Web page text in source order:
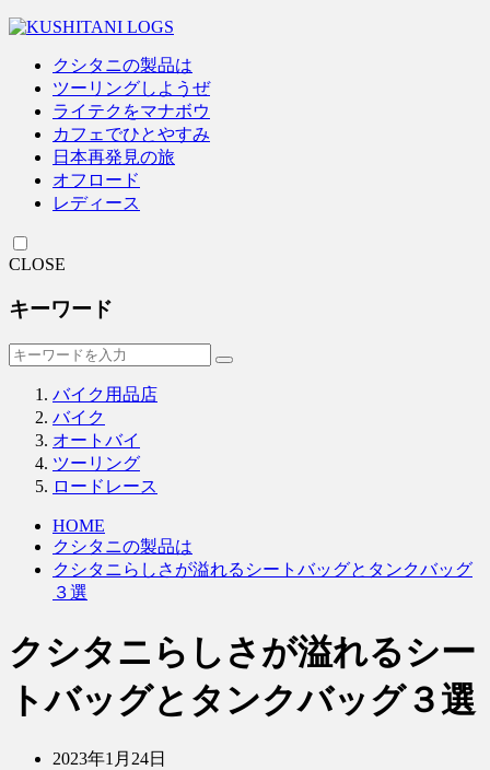
クシタニの製品は
ツーリングしようぜ
ライテクをマナボウ
カフェでひとやすみ
日本再発見の旅
オフロード
レディース
CLOSE
キーワード
バイク用品店
バイク
オートバイ
ツーリング
ロードレース
HOME
クシタニの製品は
クシタニらしさが溢れるシートバッグとタンクバッグ
３選
クシタニらしさが溢れるシー
トバッグとタンクバッグ３選
2023年1月24日